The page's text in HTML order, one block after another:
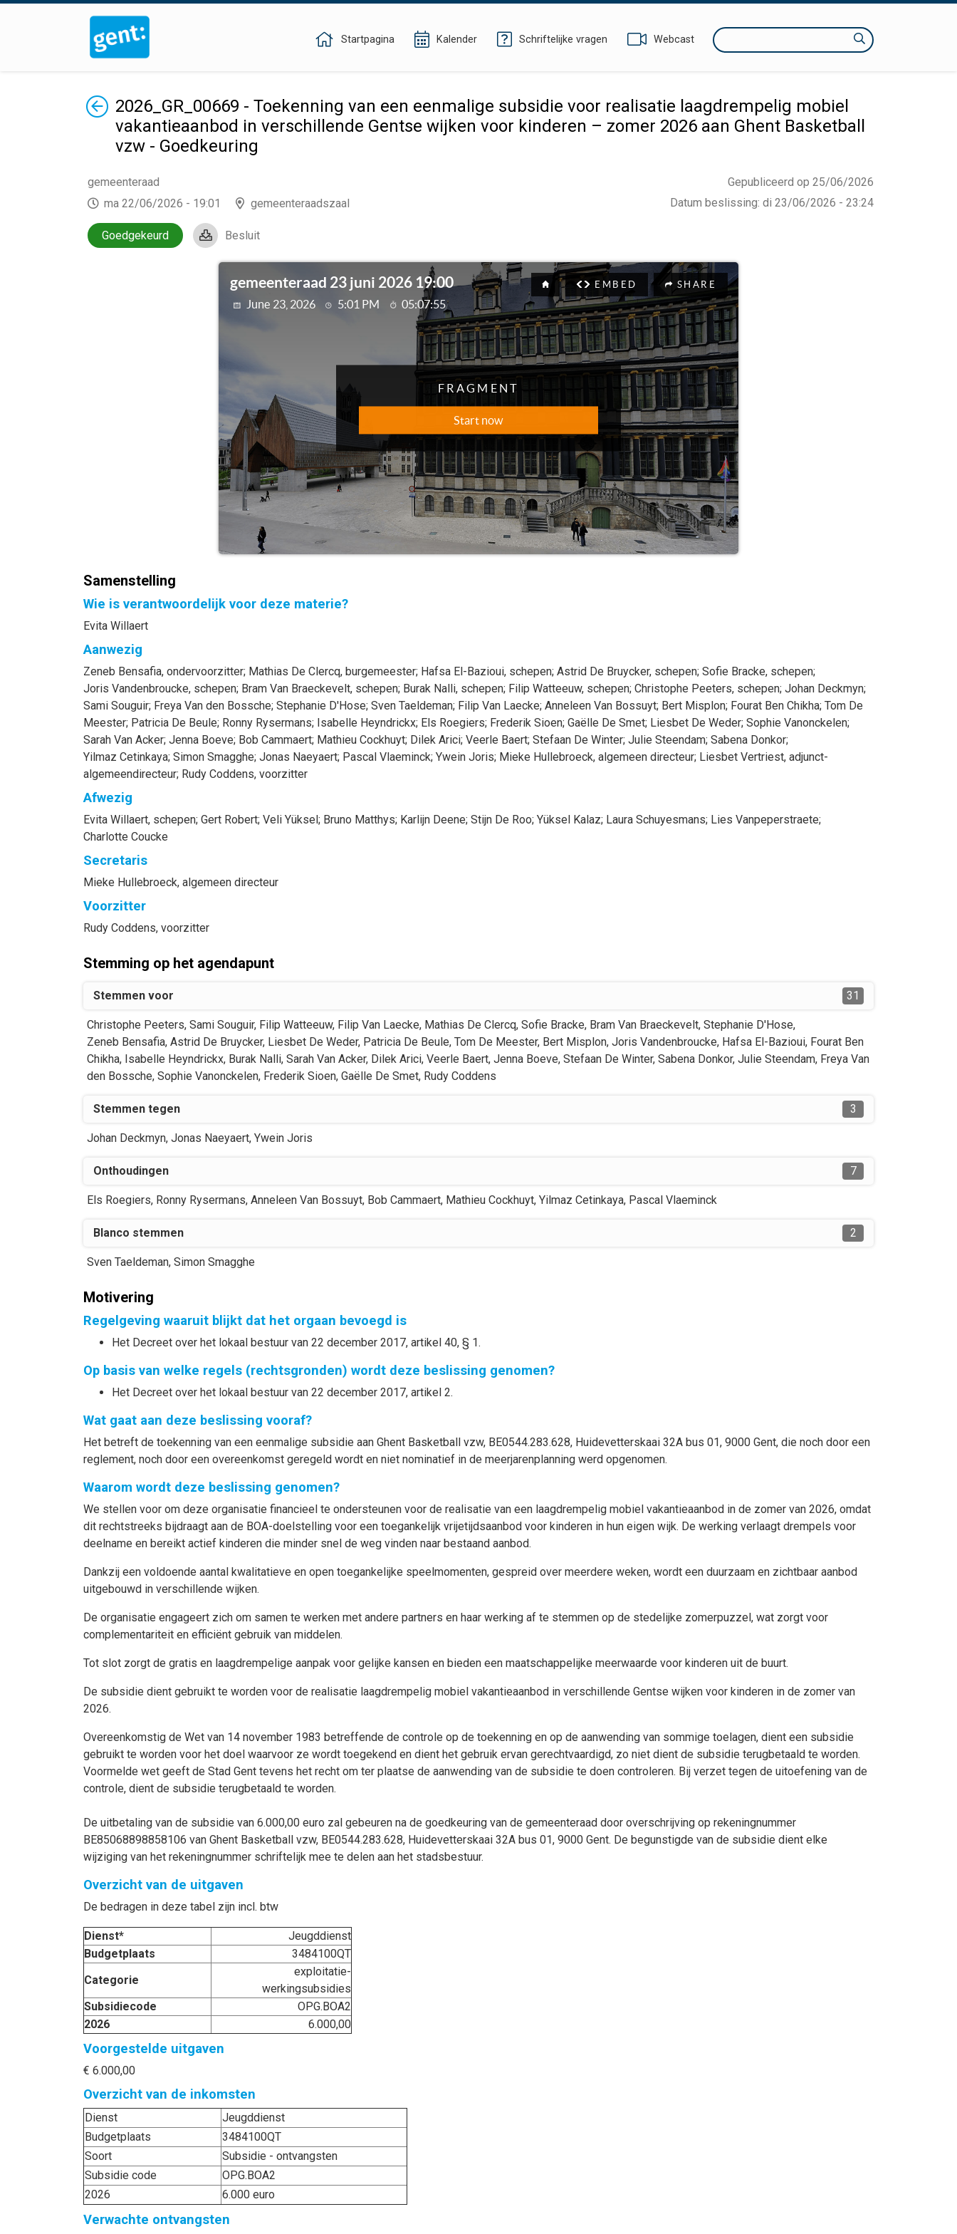
Startpagina Kalender Schriftelijke vragen Webcast Zoeken
Terug2026_GR_00669 - Toekenning van een eenmalige subsidie voor realisatie laagdrempelig mobiel
vakantieaanbod in verschillende Gentse wijken voor kinderen – zomer 2026 aan Ghent Basketball
vzw - Goedkeuring
Gepubliceerd op 25/06/2026
Datum beslissing: di 23/06/2026 - 23:24
gemeenteraad
ma 22/06/2026 - 19:01
gemeenteraadszaal
Goedgekeurd Besluit
Samenstelling
Wie is verantwoordelijk voor deze materie?
Evita Willaert
Aanwezig
Zeneb Bensafia, ondervoorzitter; Mathias De Clercq, burgemeester; Hafsa El-Bazioui, schepen; Astrid De Bruycker, schepen; Sofie Bracke, schepen;
Joris Vandenbroucke, schepen; Bram Van Braeckevelt, schepen; Burak Nalli, schepen; Filip Watteeuw, schepen; Christophe Peeters, schepen; Johan Deckmyn;
Sami Souguir; Freya Van den Bossche; Stephanie D'Hose; Sven Taeldeman; Filip Van Laecke; Anneleen Van Bossuyt; Bert Misplon; Fourat Ben Chikha; Tom De
Meester; Patricia De Beule; Ronny Rysermans; Isabelle Heyndrickx; Els Roegiers; Frederik Sioen; Gaëlle De Smet; Liesbet De Weder; Sophie Vanonckelen;
Sarah Van Acker; Jenna Boeve; Bob Cammaert; Mathieu Cockhuyt; Dilek Arici; Veerle Baert; Stefaan De Winter; Julie Steendam; Sabena Donkor;
Yilmaz Cetinkaya; Simon Smagghe; Jonas Naeyaert; Pascal Vlaeminck; Ywein Joris; Mieke Hullebroeck, algemeen directeur; Liesbet Vertriest, adjunct-
algemeendirecteur; Rudy Coddens, voorzitter
Afwezig
Evita Willaert, schepen; Gert Robert; Veli Yüksel; Bruno Matthys; Karlijn Deene; Stijn De Roo; Yüksel Kalaz; Laura Schuyesmans; Lies Vanpeperstraete;
Charlotte Coucke
Secretaris
Mieke Hullebroeck, algemeen directeur
Voorzitter
Rudy Coddens, voorzitter
Stemming op het agendapunt
Stemmen voor 31
Christophe Peeters, Sami Souguir, Filip Watteeuw, Filip Van Laecke, Mathias De Clercq, Sofie Bracke, Bram Van Braeckevelt, Stephanie D'Hose,
Zeneb Bensafia, Astrid De Bruycker, Liesbet De Weder, Patricia De Beule, Tom De Meester, Bert Misplon, Joris Vandenbroucke, Hafsa El-Bazioui, Fourat Ben
Chikha, Isabelle Heyndrickx, Burak Nalli, Sarah Van Acker, Dilek Arici, Veerle Baert, Jenna Boeve, Stefaan De Winter, Sabena Donkor, Julie Steendam, Freya Van
den Bossche, Sophie Vanonckelen, Frederik Sioen, Gaëlle De Smet, Rudy Coddens
Stemmen tegen 3
Johan Deckmyn, Jonas Naeyaert, Ywein Joris
Onthoudingen 7
Els Roegiers, Ronny Rysermans, Anneleen Van Bossuyt, Bob Cammaert, Mathieu Cockhuyt, Yilmaz Cetinkaya, Pascal Vlaeminck
Blanco stemmen 2
Sven Taeldeman, Simon Smagghe
Motivering
Regelgeving waaruit blijkt dat het orgaan bevoegd is
Het Decreet over het lokaal bestuur van 22 december 2017, artikel 40, § 1.
Op basis van welke regels (rechtsgronden) wordt deze beslissing genomen?
Het Decreet over het lokaal bestuur van 22 december 2017, artikel 2.
Wat gaat aan deze beslissing vooraf?
Het betreft de toekenning van een eenmalige subsidie aan Ghent Basketball vzw, BE0544.283.628, Huidevetterskaai 32A bus 01, 9000 Gent, die noch door een
reglement, noch door een overeenkomst geregeld wordt en niet nominatief in de meerjarenplanning werd opgenomen.
Waarom wordt deze beslissing genomen?
We stellen voor om deze organisatie financieel te ondersteunen voor de realisatie van een laagdrempelig mobiel vakantieaanbod in de zomer van 2026, omdat
dit rechtstreeks bijdraagt aan de BOA-doelstelling voor een toegankelijk vrijetijdsaanbod voor kinderen in hun eigen wijk. De werking verlaagt drempels voor
deelname en bereikt actief kinderen die minder snel de weg vinden naar bestaand aanbod.
Dankzij een voldoende aantal kwalitatieve en open toegankelijke speelmomenten, gespreid over meerdere weken, wordt een duurzaam en zichtbaar aanbod
uitgebouwd in verschillende wijken.
De organisatie engageert zich om samen te werken met andere partners en haar werking af te stemmen op de stedelijke zomerpuzzel, wat zorgt voor
complementariteit en efficiënt gebruik van middelen.
Tot slot zorgt de gratis en laagdrempelige aanpak voor gelijke kansen en bieden een maatschappelijke meerwaarde voor kinderen uit de buurt.
De subsidie dient gebruikt te worden voor de realisatie laagdrempelig mobiel vakantieaanbod in verschillende Gentse wijken voor kinderen in de zomer van
2026.
Overeenkomstig de Wet van 14 november 1983 betreffende de controle op de toekenning en op de aanwending van sommige toelagen, dient een subsidie
gebruikt te worden voor het doel waarvoor ze wordt toegekend en dient het gebruik ervan gerechtvaardigd, zo niet dient de subsidie terugbetaald te worden.
Voormelde wet geeft de Stad Gent tevens het recht om ter plaatse de aanwending van de subsidie te doen controleren. Bij verzet tegen de uitoefening van de
controle, dient de subsidie terugbetaald te worden.
De uitbetaling van de subsidie van 6.000,00 euro zal gebeuren na de goedkeuring van de gemeenteraad door overschrijving op rekeningnummer
BE85068898858106 van Ghent Basketball vzw, BE0544.283.628, Huidevetterskaai 32A bus 01, 9000 Gent. De begunstigde van de subsidie dient elke
wijziging van het rekeningnummer schriftelijk mee te delen aan het stadsbestuur.
Overzicht van de uitgaven
De bedragen in deze tabel zijn incl. btw
Dienst*
Jeugddienst
Budgetplaats
3484100QT
Categorie
exploitatie-
werkingsubsidies
Subsidiecode
OPG.BOA2
2026
6.000,00
Voorgestelde uitgaven
€ 6.000,00
Overzicht van de inkomsten
Dienst
Jeugddienst
Budgetplaats
3484100QT
Soort
Subsidie - ontvangsten
Subsidie code
OPG.BOA2
2026
6.000 euro
Verwachte ontvangsten